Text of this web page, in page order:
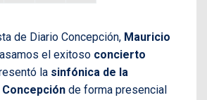
de Diario Concepción, Mauricio
el exitoso concierto
la sinfónica de la
de forma presencial